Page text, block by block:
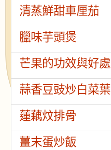
清蒸鮮甜車厘茄
臘味芋頭煲
芒果的功效與好處
蒜香豆豉炒白菜葉
蓮藕炆排骨
薑末蛋炒飯